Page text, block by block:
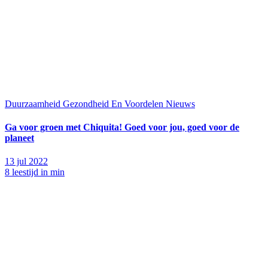
Duurzaamheid Gezondheid En Voordelen Nieuws
Ga voor groen met Chiquita! Goed voor jou, goed voor de
planeet
13 jul 2022
8 leestijd in min